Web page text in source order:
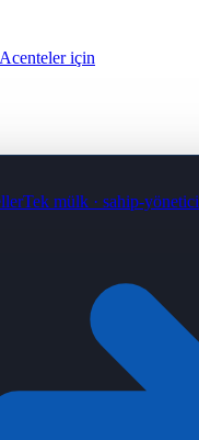
Acenteler için
Tek mülk · sahip-yönetici